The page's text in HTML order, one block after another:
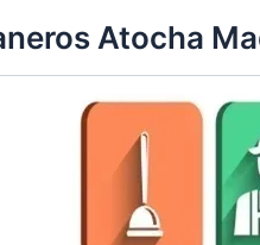
Atocha